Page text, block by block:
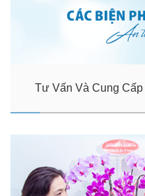
Tư Vấn Và Cung